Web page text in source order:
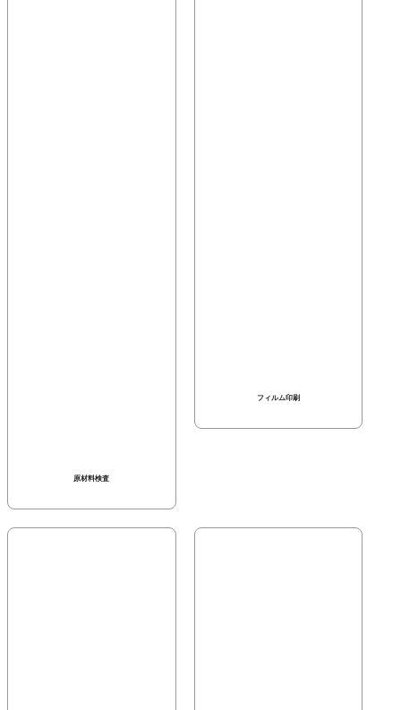
原材料検査
フィルム印刷